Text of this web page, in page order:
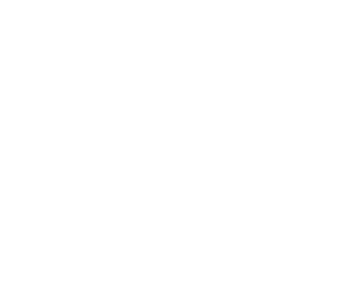
da receita
Compartilhe